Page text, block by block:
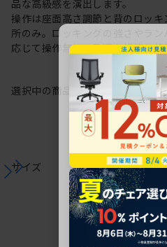
品な高級感を演出します。
操作は座面高さ調節と背のロッ
所のみ。ロッキングの強さやラ
応じて操作無しで最適な状態に椅
選択中の商品情報保証 注意事項
サイズ